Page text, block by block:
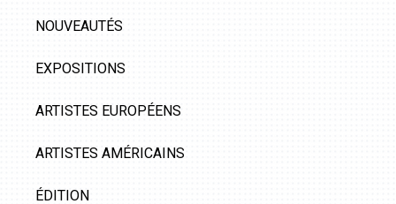
NOUVEAUTÉS
EXPOSITIONS
ARTISTES EUROPÉENS
ARTISTES AMÉRICAINS
ÉDITION